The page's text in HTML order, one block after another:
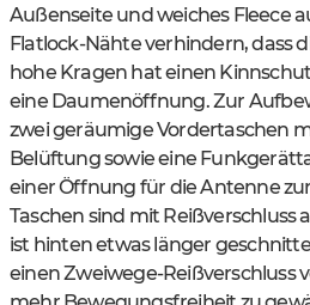
Außenseite und weiches Fleece
Flatlock-Nähte verhindern, dass
hohe Kragen hat einen
eine Daumenöffnung. Zur
zwei geräumige Vordertaschen
Belüftung sowie eine
einer Öffnung für die Antenne
Taschen sind mit Reißverschluss
ist hinten etwas länger
einen Zweiwege-Reißverschluss